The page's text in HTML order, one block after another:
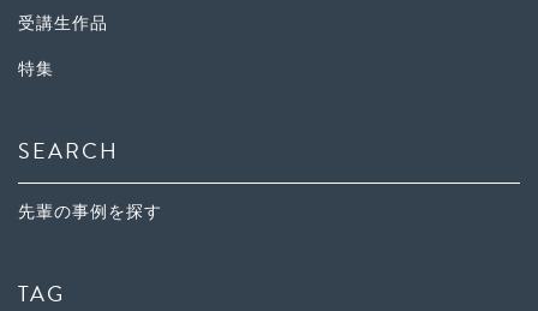
受講生作品
特集
SEARCH
先輩の事例を探す
TAG